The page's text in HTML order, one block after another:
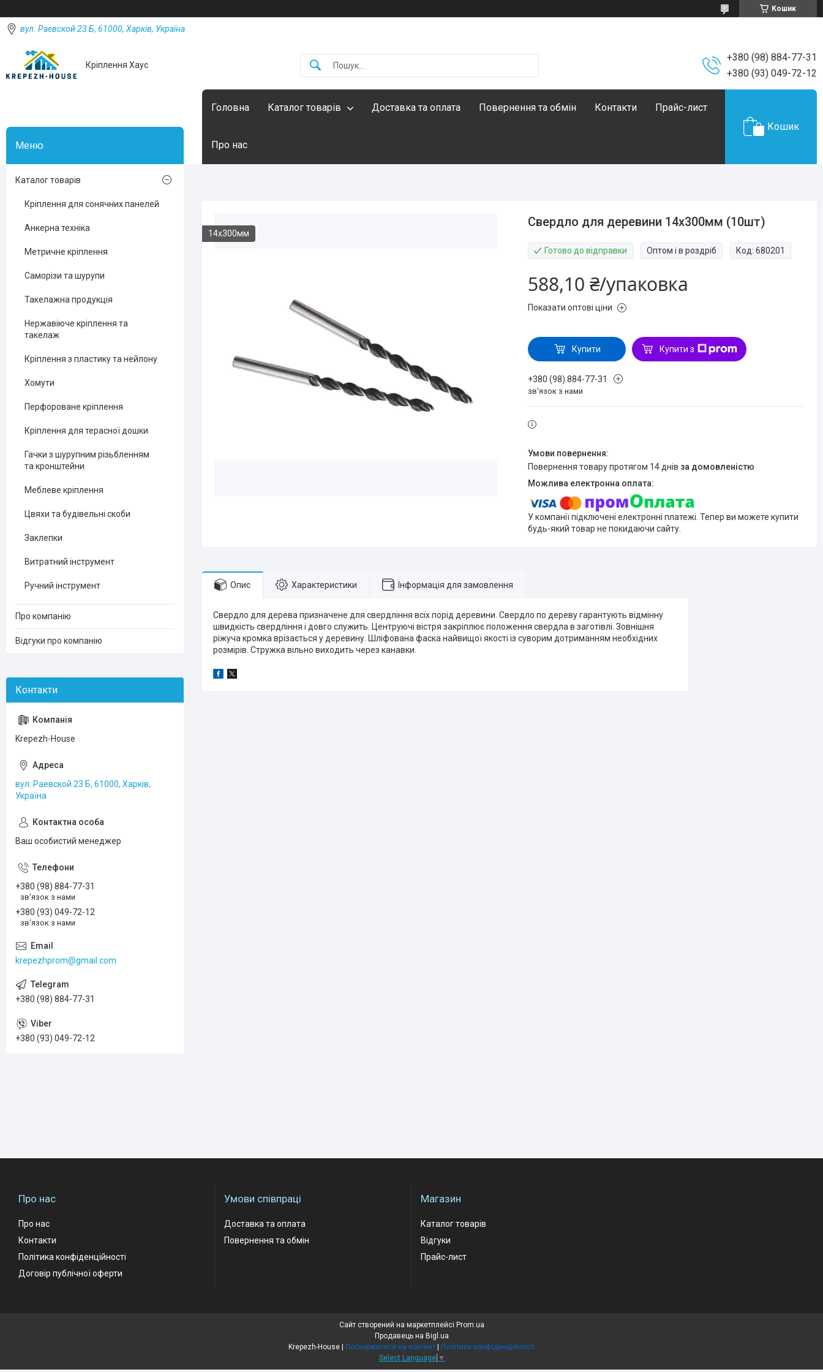
Кошик
вул. Раевской 23 Б, 61000, Харків, Україна
Кріплення Хаус
+380 (98) 884-77-31
+380 (93) 049-72-12
Головна Каталог товарів Доставка та оплата Повернення та обмін Контакти Прайс-лист
Про нас
Кошик
14х300мм
Свердло для деревини 14х300мм (10шт)
Готово до відправки Оптом і в роздріб Код:680201
588,10 ₴/упаковка
Показати оптові ціни
Купити Купити з
+380 (98) 884-77-31
зв'язок з нами
повернення товару протягом 14 днів за домовленістю
У компанії підключені електронні платежі. Тепер ви можете купити
будь-який товар не покидаючи сайту.
Опис Характеристики Інформація для замовлення
Свердло для дерева призначене для свердління всіх порід деревини. Свердло по дереву гарантують відмінну
швидкість свердління і довго служить. Центруючі вістря закріплює положення свердла в заготівлі. Зовнішня
ріжуча кромка врізається у деревину. Шліфована фаска найвищої якості із суворим дотриманням необхідних
розмірів. Стружка вільно виходить через канавки.
Каталог товарів
Кріплення для сонячних панелей
Анкерна техніка
Метричне кріплення
Саморізи та шурупи
Такелажна продукція
Нержавіюче кріплення та
такелаж
Кріплення з пластику та нейлону
Хомути
Перфороване кріплення
Кріплення для терасної дошки
Гачки з шурупним різьбленням
та кронштейни
Меблеве кріплення
Цвяхи та будівельні скоби
Заклепки
Витратний інструмент
Ручний інструмент
Про компанію
Відгуки про компанію
Krepezh-House
вул. Раевской 23 Б, 61000, Харків,
Україна
Ваш особистий менеджер
+380 (98) 884-77-31
зв'язок з нами
+380 (93) 049-72-12
зв'язок з нами
krepezhprom@gmail.com
+380 (98) 884-77-31
+380 (93) 049-72-12
Про нас
Про нас
Контакти
Політика конфіденційності
Договір публічної оферти
Умови співпраці
Доставка та оплата
Повернення та обмін
Магазин
Каталог товарів
Відгуки
Прайс-лист
Сайт створений на маркетплейсі Prom.ua
Продавець на Bigl.ua
Krepezh-House | Поскаржитися на контент | Політика конфіденційності
Select Language ▼